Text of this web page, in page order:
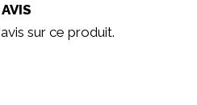
AVIS
sur ce produit.